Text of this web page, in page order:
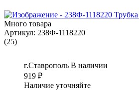
Много товара
Артикул: 238Ф-1118220
(25)
г.Ставрополь В наличии
919 ₽
Наличие уточняйте